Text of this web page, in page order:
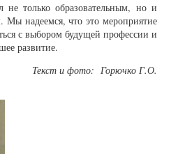
не только образовательным, но и
надеемся, что это мероприятие
с выбором будущей профессии и
развитие.
Текст и фото: Горючко Г.О.